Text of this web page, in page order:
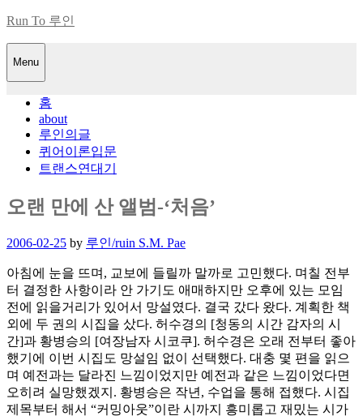
Skip
content
Run To 루인
Menu
홈
about
루인의글
퀴어이론입문
트랜스연대기
오랜 만에 산 앨범-‘처음’
Posted
2006-02-25 by 루인/ruin S.M. Pae
아침에 눈을 뜨며, 교보에 들릴까 말까로 고민했다. 며칠 전부
터 결정한 사항이라 안 가기도 애매하지만 오후에 있는 모임
전에 읽을거리가 있어서 망설였다. 결국 갔다 왔다. 계획한 책
외에 두 권의 시집을 샀다. 허수경의 [청동의 시간 감자의 시
간]과 황병승의 [여장남자 시코쿠]. 허수경은 오래 전부터 좋아
했기에 이번 시집도 망설임 없이 선택했다. 대충 몇 편을 읽으
며 예전과는 달라진 느낌이었지만 예전과 같은 느낌이었다면
오히려 실망했겠지. 황병승은 작년, 수업을 통해 접했다. 시집
제목부터 해서 “커밍아웃”이란 시까지 흥미롭고 재밌는 시가